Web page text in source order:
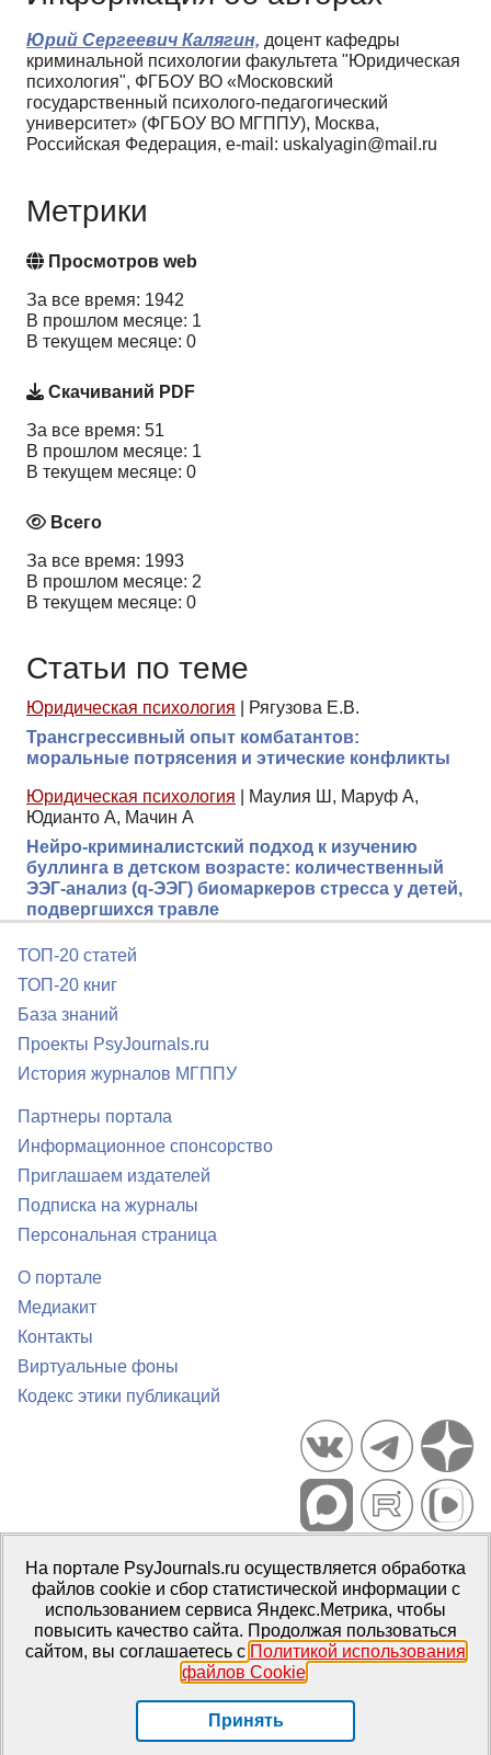
Юрий Сергеевич Калягин, доцент кафедры
криминальной психологии факультета "Юридическая
психология", ФГБОУ ВО «Московский
государственный психолого-педагогический
университет» (ФГБОУ ВО МГППУ), Москва,
Российская Федерация, e-mail: uskalyagin@mail.ru
Метрики
Просмотров web
За все время: 1942
В прошлом месяце: 1
В текущем месяце: 0
Скачиваний PDF
За все время: 51
В прошлом месяце: 1
В текущем месяце: 0
Всего
За все время: 1993
В прошлом месяце: 2
В текущем месяце: 0
Статьи по теме
Юридическая психология
Рягузова Е.В.
Трансгрессивный опыт комбатантов:
моральные потрясения и этические конфликты
Юридическая психология
Маулия Ш, Маруф А,
Юдианто А, Мачин А
Нейро-криминалистский подход к изучению
буллинга в детском возрасте: количественный
ЭЭГ-анализ (q-ЭЭГ) биомаркеров стресса у детей,
подвергшихся травле
ТОП-20 статей
ТОП-20 книг
База знаний
Проекты PsyJournals.ru
История журналов МГППУ
Партнеры портала
Информационное спонсорство
Приглашаем издателей
Подписка на журналы
Персональная страница
О портале
Медиакит
Контакты
Виртуальные фоны
Кодекс этики публикаций
Портал психологических изданий PsyJournals.ru, 2007–2026
Правила использования материалов
Свидетельство регистрации СМИЭл № ФС77-66447 от 14 июля
2016 г.
Издатель: ФГБОУ ВО МГППУ
На портале PsyJournals.ru осуществляется обработка
файлов cookie и сбор статистической информации с
использованием сервиса Яндекс.Метрика, чтобы
повысить качество сайта. Продолжая пользоваться
сайтом, вы соглашаетесь с Политикой использования
файлов Cookie.
Принять